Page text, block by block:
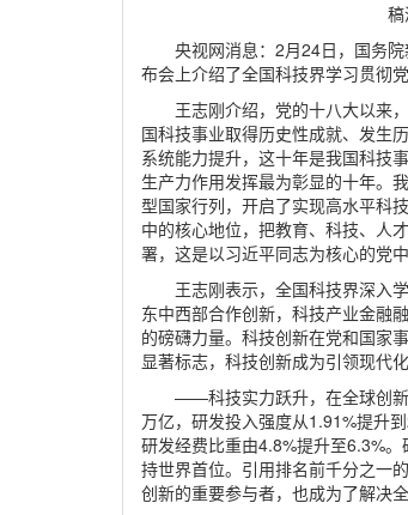
央视网消息：2月24日，国务
布会上介绍了全国科技界学习贯彻
王志刚介绍，党的十八大以来
国科技事业取得历史性成就、发生
系统能力提升，这十年是我国科技
生产力作用发挥最为彰显的十年。
型国家行列，开启了实现高水平科
中的核心地位，把教育、科技、人
署，这是以习近平同志为核心的党
王志刚表示，全国科技界深入
东中西部合作创新，科技产业金融
的磅礴力量。科技创新在党和国家
显著标志，科技创新成为引领现代
——科技实力跃升，在全球创
万亿，研发投入强度从1.91%提升
研发经费比重由4.8%提升至6.3%
持世界首位。引用排名前千分之一
创新的重要参与者，也成为了解决